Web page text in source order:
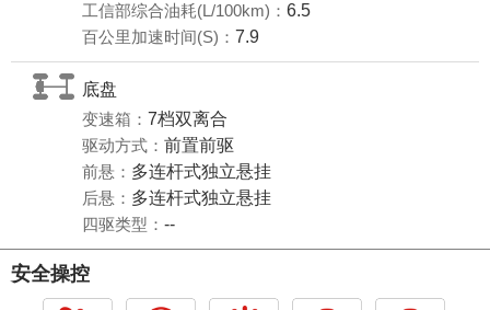
工信部综合油耗(L/100km)： 6.5
百公里加速时间(S)： 7.9
底盘
变速箱： 7档双离合
驱动方式： 前置前驱
前悬： 多连杆式独立悬挂
后悬： 多连杆式独立悬挂
四驱类型： --
安全操控